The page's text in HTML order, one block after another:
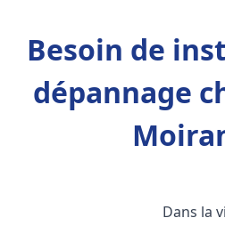
Besoin de
dépannage
Dans la